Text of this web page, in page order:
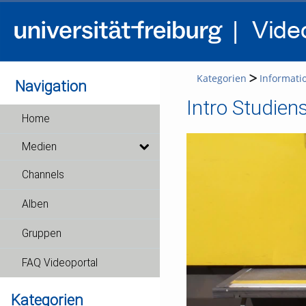
Navigation
Home
Medien
Channels
Alben
Gruppen
FAQ Videoportal
Kategorien
Kategorien
Intro